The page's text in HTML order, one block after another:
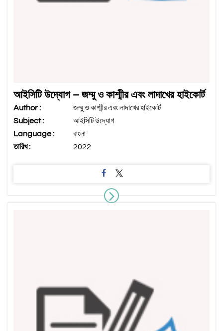
আইসিটি উদ্যোগ – জম্মু ও কাশ্মীর এবং লাদাখের হাইকোর্ট
Author :
জম্মু ও কাশ্মীর এবং লাদাখের হাইকোর্ট
Subject :
আইসিটি উদ্যোগ
Language :
বাংলা
তারিখ :
2022